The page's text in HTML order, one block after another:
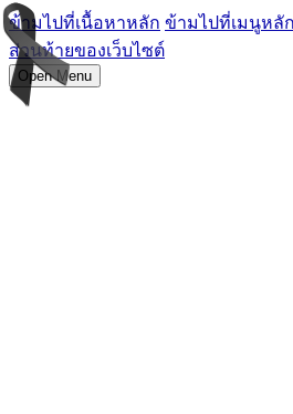
ข้ามไปที่เนื้อหาหลัก ข้ามไปที่เมนูหลั
ส่วนท้ายของเว็บไซต์
Open Menu